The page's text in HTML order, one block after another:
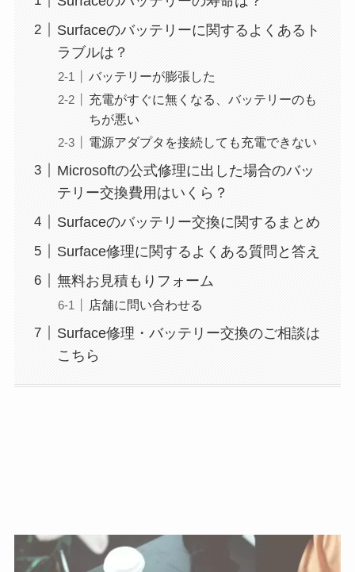
Surfaceのバッテリーに関するよくあるト
ラブルは？
バッテリーが膨張した
充電がすぐに無くなる、バッテリーのも
ちが悪い
電源アダプタを接続しても充電できない
Microsoftの公式修理に出した場合のバッ
テリー交換費用はいくら？
Surfaceのバッテリー交換に関するまとめ
Surface修理に関するよくある質問と答え
無料お見積もりフォーム
店舗に問い合わせる
Surface修理・バッテリー交換のご相談は
こちら